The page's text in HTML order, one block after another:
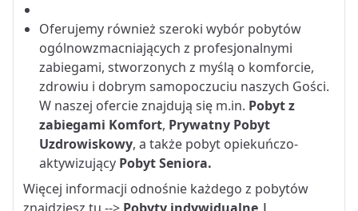
Oferujemy również szeroki wybór pobytów
ogólnowzmacniających z profesjonalnymi
zabiegami, stworzonych z myślą o komforcie,
zdrowiu i dobrym samopoczuciu naszych Gości.
W naszej ofercie znajdują się m.in. Pobyt z
zabiegami Komfort, Prywatny Pobyt
Uzdrowiskowy, a także pobyt opiekuńczo-
aktywizujący Pobyt Seniora.
Więcej informacji odnośnie każdego z pobytów